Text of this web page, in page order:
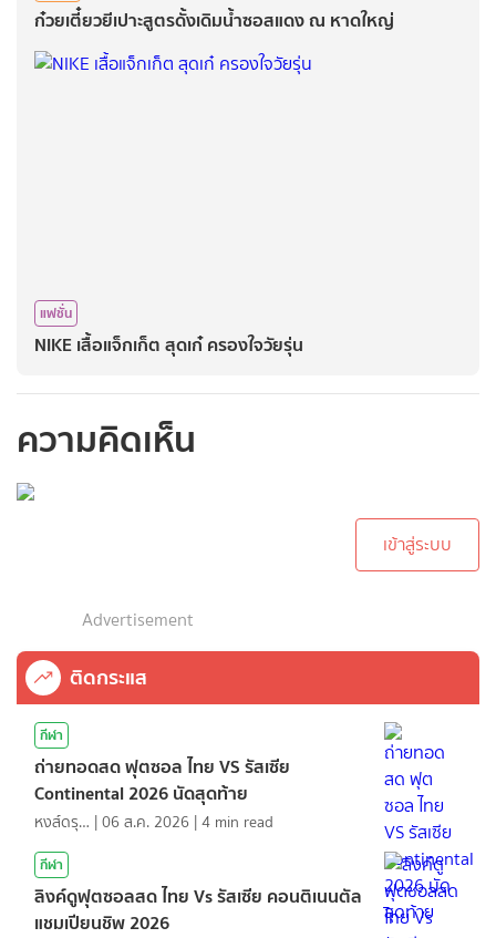
ก๋วยเตี๋ยวยีเปาะสูตรดั้งเดิม​น้ำซอสแดง ณ​ หาดใหญ่
แฟชั่น
NIKE​ เสื้อแจ็กเก็ต สุดเก๋ ครองใจ​วัยรุ่น
ความคิดเห็น
เข้าสู่ระบบ
Advertisement
ติดกระแส
กีฬา
ถ่ายทอดสด ฟุตซอล ไทย VS รัสเซีย
Continental 2026 นัดสุดท้าย
หงส์ดรุณ |06 ส.ค. 2026 |4 min read
กีฬา
ลิงค์ดูฟุตซอลสด ไทย Vs รัสเซีย คอนติเนนตัล
แชมเปียนชิพ 2026